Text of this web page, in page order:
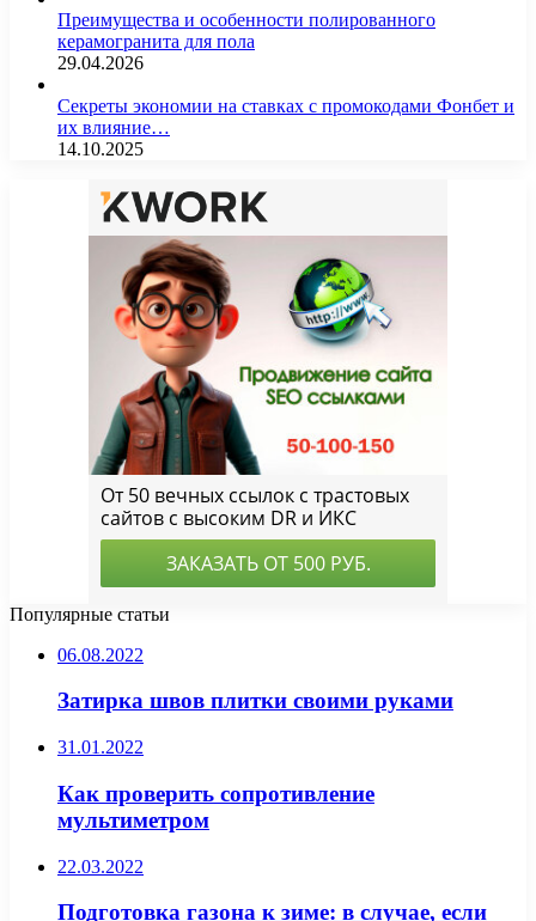
Преимущества и особенности полированного
керамогранита для пола
29.04.2026
Секреты экономии на ставках с промокодами Фонбет и
их влияние…
14.10.2025
Популярные статьи
06.08.2022
Затирка швов плитки своими руками
31.01.2022
Как проверить сопротивление
мультиметром
22.03.2022
Подготовка газона к зиме: в случае, если